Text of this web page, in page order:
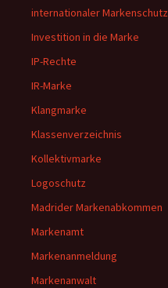
internationaler Markenschutz
Investition in die Marke
IP-Rechte
IR-Marke
Klangmarke
Klassenverzeichnis
Kollektivmarke
Logoschutz
Madrider Markenabkommen
Markenamt
Markenanmeldung
Markenanwalt